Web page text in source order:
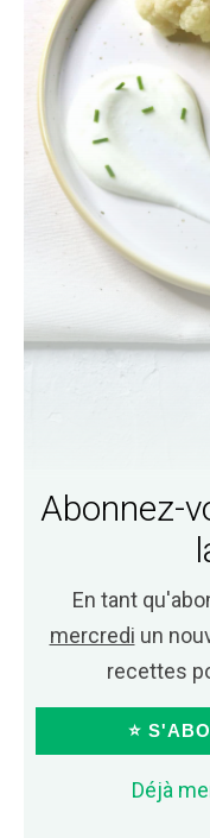
Abonnez-
En tant
mercredi un
recettes
⭐
Déjà